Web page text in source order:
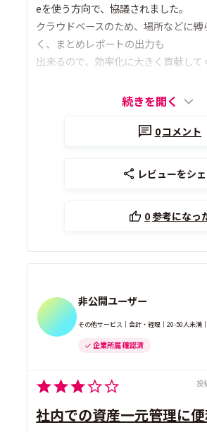
eを使う方向で、協議されました。
クラウドベースのため、場所などに縛
く、まとめレポートの出力も
出来るので、効率化に大きく貢献して
続きを開く
0コメント
レビューをシ
0参考になっ
非公開ユーザー
その他サービス｜会計・経理｜20-50人未満
企業所属 確認済
投
社内での資産一元管理に